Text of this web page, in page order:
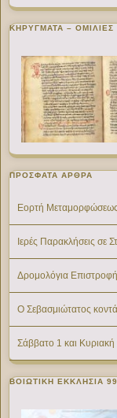
ΚΗΡΥΓΜΑΤΑ – ΟΜΙΛΙΕΣ
ΠΡΌΣΦΑΤΑ ΆΡΘΡΑ
Εορτή
Ιερές Παρακλήσεις σε
Δρομολόγια
Ο Σεβασμιώτατος
Σάββατο 1 και
ΒΟΙΩΤΙΚΉ ΕΚΚΛΗΣΊΑ